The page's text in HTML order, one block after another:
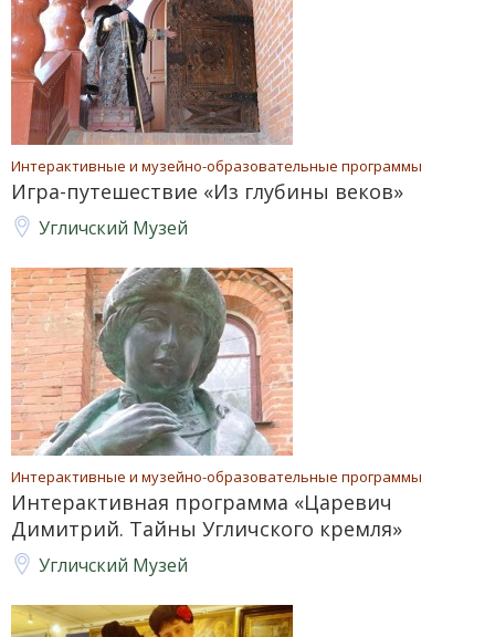
Интерактивные и музейно-образовательные программы
Игра-путешествие «Из глубины веков»
Угличский Музей
Интерактивные и музейно-образовательные программы
Интерактивная программа «Царевич
Димитрий. Тайны Угличского кремля»
Угличский Музей